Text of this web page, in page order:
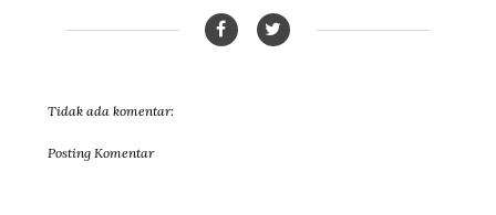
Tidak ada komentar:
Posting Komentar